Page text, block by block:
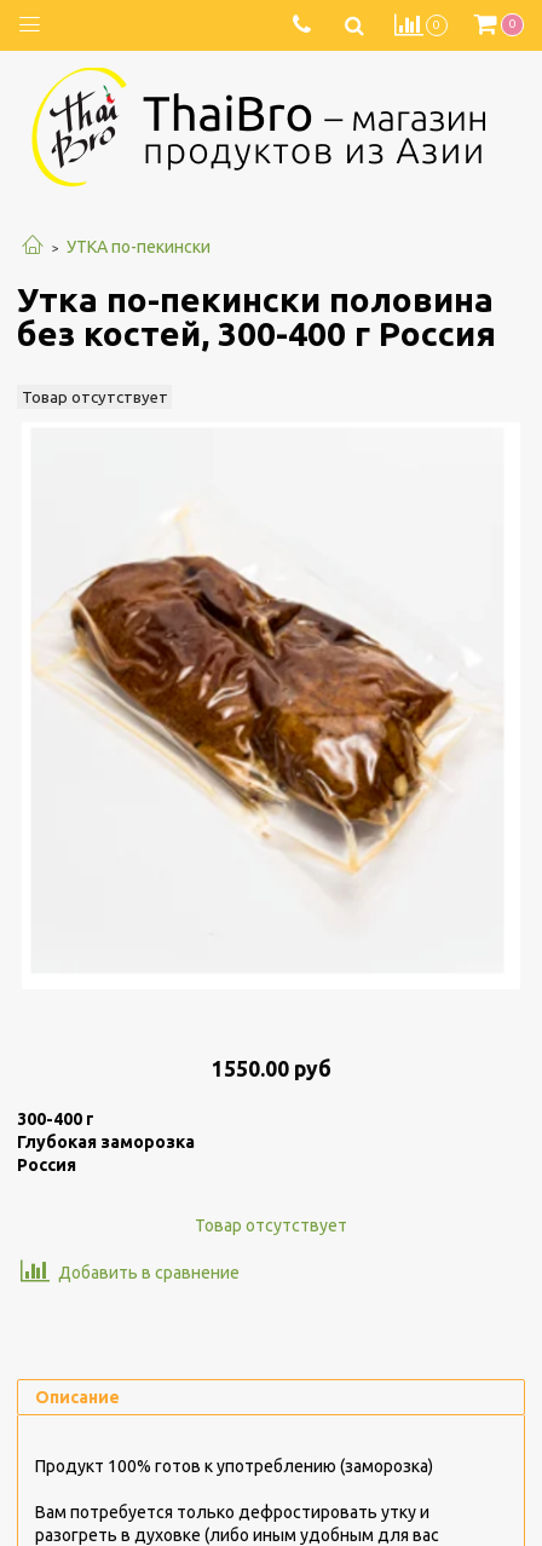
0 0
УТКА по-пекински
Утка по-пекински половина
без костей, 300-400 г Россия
Товар отсутствует
1550.00 руб
300-400 г
Глубокая заморозка
Россия
Товар отсутствует
Добавить в сравнение
Описание
Продукт 100% готов к употреблению (заморозка)
Вам потребуется только дефростировать утку и
разогреть в духовке (либо иным удобным для вас